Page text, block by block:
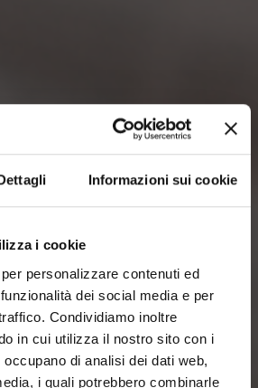
Informazioni sui cookie
i cookie
personalizzare contenuti ed
dei social media e per
Condividiamo inoltre
in cui utilizza il nostro sito con i
di analisi dei dati web,
i quali potrebbero combinarle